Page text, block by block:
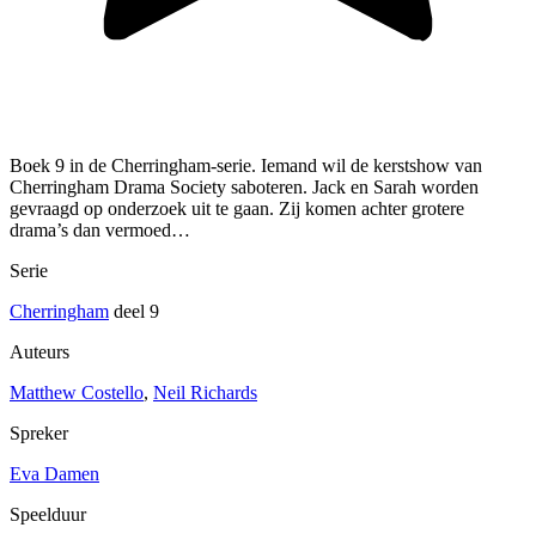
Boek 9 in de Cherringham-serie. Iemand wil de kerstshow van
Cherringham Drama Society saboteren. Jack en Sarah worden
gevraagd op onderzoek uit te gaan. Zij komen achter grotere
drama’s dan vermoed…
Serie
Cherringham deel 9
Auteurs
Matthew Costello, Neil Richards
Spreker
Eva Damen
Speelduur